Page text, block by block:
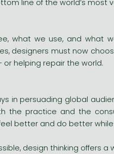
line of the world’s most
what we use, and what
designers must now
helping repair the world.
in persuading global
the practice and the
better and do better
design thinking offers a